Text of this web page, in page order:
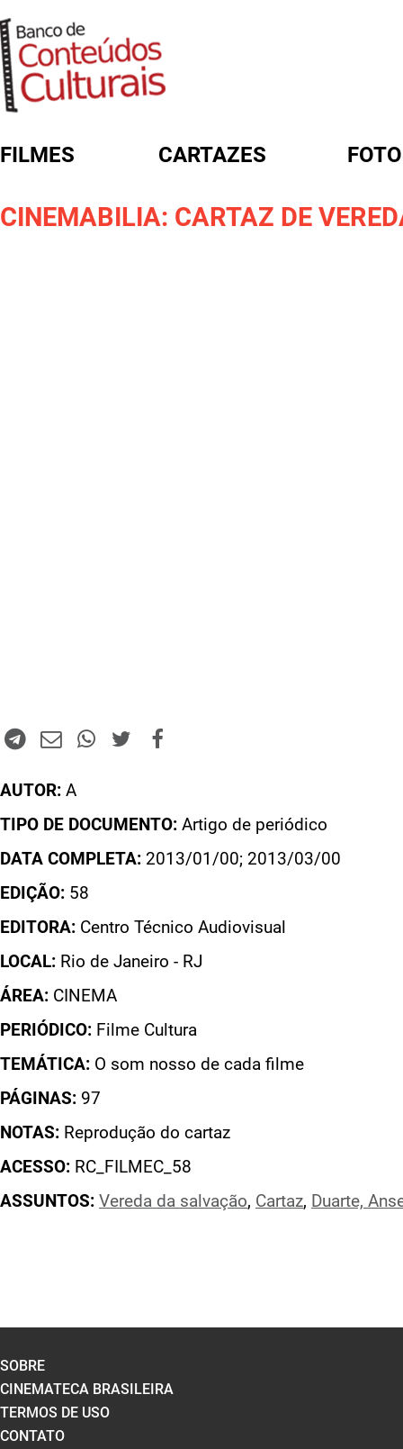
FILMES CARTAZES
CINEMABILIA: CARTAZ DE
AUTOR: A
TIPO DE DOCUMENTO: Artigo de periódico
DATA COMPLETA: 2013/01/00; 2013/03/00
EDIÇÃO: 58
EDITORA: Centro Técnico Audiovisual
LOCAL: Rio de Janeiro - RJ
ÁREA: CINEMA
PERIÓDICO: Filme Cultura
TEMÁTICA: O som nosso de cada filme
PÁGINAS: 97
NOTAS: Reprodução do cartaz
ACESSO: RC_FILMEC_58
ASSUNTOS: Vereda da salvação, Cartaz, Duarte,
FORMULÁRIO DE BUSCA
SOBRE
CINEMATECA BRASILEIRA
TERMOS DE USO
CONTATO